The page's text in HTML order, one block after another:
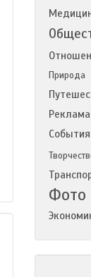
Природа
Реклама
События
Фото